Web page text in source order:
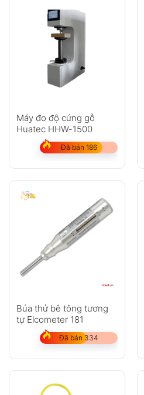
Máy đo độ cứng gỗ
Huatec HHW-1500
Đã bán 186
Búa thử bê tông tương
tự Elcometer 181
Đã bán 334